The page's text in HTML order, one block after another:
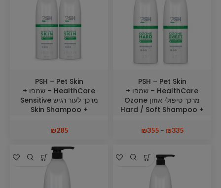
PSH – Pet Skin
HealthCare – שמפו +
מרכך טיפולי אוזון Ozone
Hard / Soft Shampoo +
₪335
–
₪355
PSH – Pet Skin
HealthCare – שמפו +
מרכך לעור רגיש Sensitive
Skin Shampoo +
Conditioner 1L
₪285